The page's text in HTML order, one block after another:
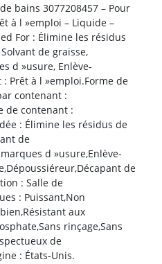
bains 3077208457 – Pour
à l »emploi – Liquide –
For : Élimine les résidus
de graisse,
d »usure, Enlève-
Prêt à l »emploi.Forme de
contenant :
de contenant :
: Élimine les résidus de
de
d »usure,Enlève-
de
: Salle de
: Puissant,Non
aux
rinçage,Sans
de
: États-Unis.